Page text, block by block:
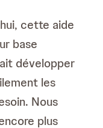
cette aide
base
développer
les
Nous
plus